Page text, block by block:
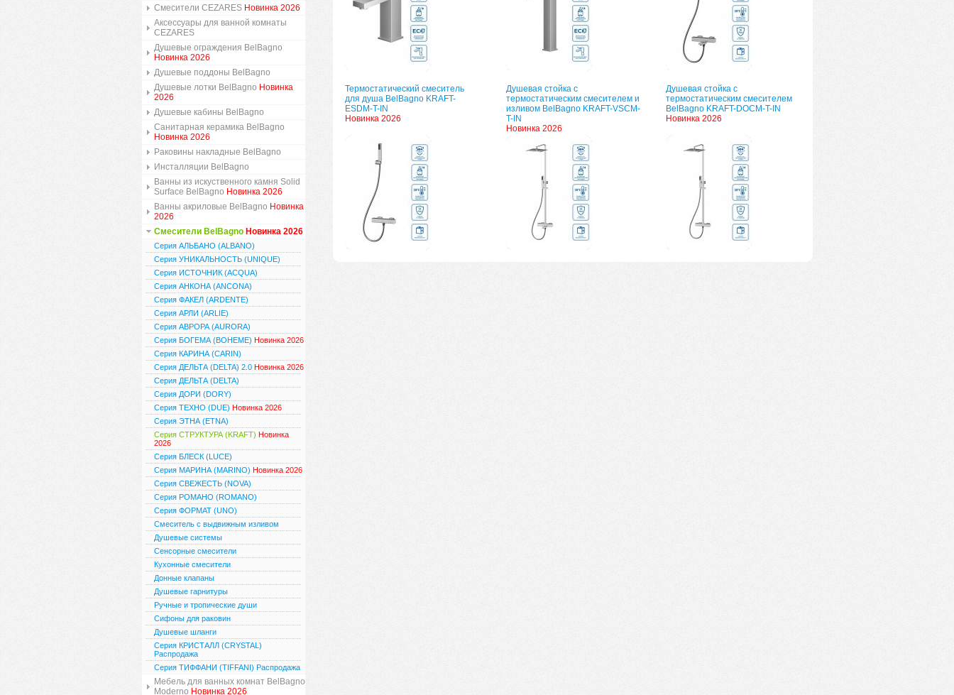
Смесители CEZARES Новинка 2026
Аксессуары для ванной комнаты
CEZARES
Душевые ограждения BelBagno
Новинка 2026
Душевые поддоны BelBagno
Душевые лотки BelBagno Новинка
2026
Душевые кабины BelBagno
Санитарная керамика BelBagno
Новинка 2026
Раковины накладные BelBagno
Инсталляции BelBagno
Ванны из искуственного камня Solid
Surface BelBagno Новинка 2026
Ванны акриловые BelBagno Новинка
2026
Смесители BelBagno Новинка 2026
Серия АЛЬБАНО (ALBANO)
Серия УНИКАЛЬНОСТЬ (UNIQUE)
Серия ИСТОЧНИК (ACQUA)
Серия АНКОНА (ANCONA)
Серия ФАКЕЛ (ARDENTE)
Серия АРЛИ (ARLIE)
Серия АВРОРА (AURORA)
Серия БОГЕМА (BOHEME) Новинка 2026
Серия КАРИНА (CARIN)
Серия ДЕЛЬТА (DELTA) 2.0 Новинка 2026
Серия ДЕЛЬТА (DELTA)
Серия ДОРИ (DORY)
Серия ТЕХНО (DUE) Новинка 2026
Серия ЭТНА (ETNA)
Серия СТРУКТУРА (KRAFT) Новинка
2026
Серия БЛЕСК (LUCE)
Серия МАРИНА (MARINO) Новинка 2026
Серия СВЕЖЕСТЬ (NOVA)
Серия РОМАНО (ROMANO)
Серия ФОРМАТ (UNO)
Смеситель с выдвижным изливом
Душевые системы
Сенсорные смесители
Кухонные смесители
Донные клапаны
Душевые гарнитуры
Ручные и тропические души
Сифоны для раковин
Душевые шланги
Серия КРИСТАЛЛ (CRYSTAL)
Распродажа
Серия ТИФФАНИ (TIFFANI) Распродажа
Мебель для ванных комнат BelBagno
Moderno Новинка 2026
Термостатический смеситель
для душа BelBagno KRAFT-
ESDM-T-IN
Новинка 2026
Душевая стойка с
термостатическим смесителем и
изливом BelBagno KRAFT-VSCM-
T-IN
Новинка 2026
Душевая стойка с
термостатическим смесителем
BelBagno KRAFT-DOCM-T-IN
Новинка 2026